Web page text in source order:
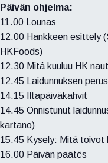
Päivän ohjelma:
11.00 Lounas
12.00 Hankkeen esittely
HKFoods)
12.30 Mitä kuuluu HK
12.45 Laidunnuksen
14.15 Iltapäiväkahvit
14.45 Onnistunut
kartano)
15.45 Kysely: Mitä toivot
16.00 Päivän päätös